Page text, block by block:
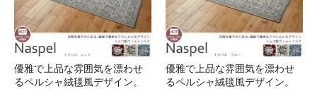
優雅で上品な雰囲気を漂わせ
るペルシャ絨毯風デザイン。
優雅で上品な雰囲気を漂わせ
るペルシャ絨毯風デザイン。